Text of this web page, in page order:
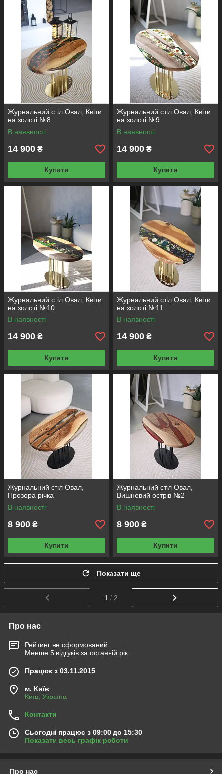
Журнальний стіл Овал, Квіти
на золоті №8
В наявності
14 900 ₴
Купити
Журнальний стіл Овал, Квіти
на золоті №9
В наявності
14 900 ₴
Купити
Журнальний стіл Овал, Квіти
на золоті №10
В наявності
14 900 ₴
Купити
Журнальний стіл Овал, Квіти
на золоті №11
В наявності
14 900 ₴
Купити
Журнальний стіл Овал,
Прозора річка
В наявності
8 900 ₴
Купити
Журнальний стіл Овал,
Вишневий острів №2
В наявності
8 900 ₴
Купити
Показати ще
1 / 2
Про нас
Рейтинг не сформований
Менше 5 відгуків за останній рік
Працює з 03.11.2015
м. Київ
Київ, Україна
Контакти
Сьогодні працює з 09:00 до 15:30
Показати весь графік роботи
Про нас